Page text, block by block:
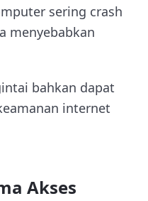
sering crash
menyebabkan
bahkan dapat
internet
Akses